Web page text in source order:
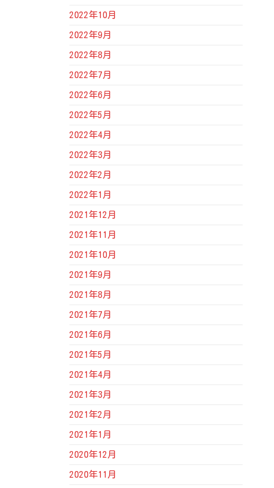
2022年10月
2022年9月
2022年8月
2022年7月
2022年6月
2022年5月
2022年4月
2022年3月
2022年2月
2022年1月
2021年12月
2021年11月
2021年10月
2021年9月
2021年8月
2021年7月
2021年6月
2021年5月
2021年4月
2021年3月
2021年2月
2021年1月
2020年12月
2020年11月